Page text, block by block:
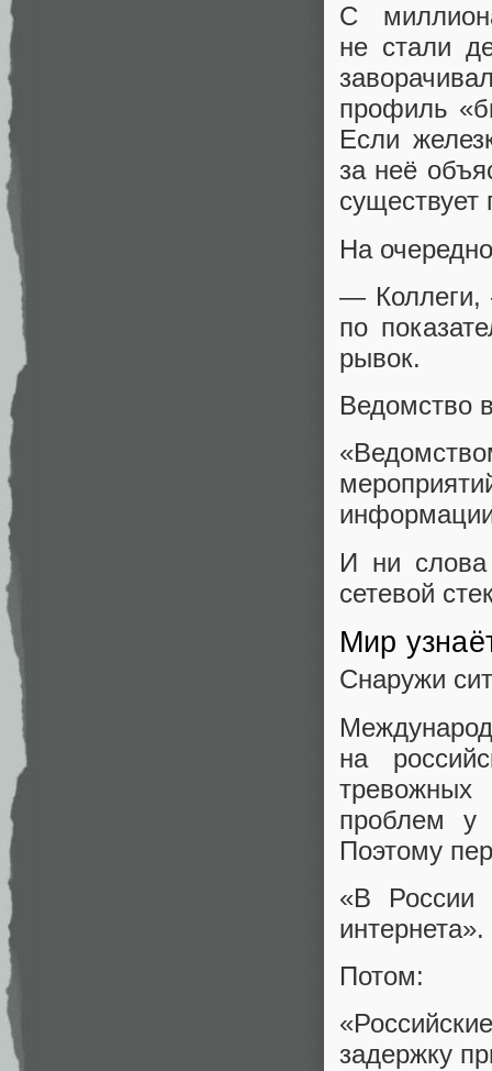
С
не стали
профиль
Если
за неё
существует
На
— Коллеги,
по
рывок.
Ведомство
И ни
сетевой
Мир
Снаружи
на
проблем у
Поэтому
«В России
интернета».
Потом:
задержку